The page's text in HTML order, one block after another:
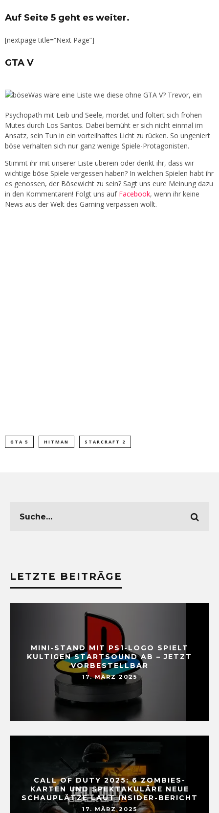
Auf Seite 5 geht es weiter.
[nextpage title=“Next Page“]
GTA V
Was wäre eine Liste wie diese ohne GTA V? Trevor, ein
Psychopath mit Leib und Seele, mordet und foltert sich frohen
Mutes durch Los Santos. Dabei bemüht er sich nicht einmal im
Ansatz, sein Tun in ein vorteilhaftes Licht zu rücken. So ungeniert
böse verhalten sich nur ganz wenige Spiele-Protagonisten.
Stimmt ihr mit unserer Liste überein oder denkt ihr, dass wir
wichtige böse Spiele vergessen haben? In welchen Spielen habt ihr
es genossen, der Bösewicht zu sein? Sagt uns eure Meinung dazu
in den Kommentaren! Folgt uns auf Facebook, wenn ihr keine
News aus der Welt des Gaming verpassen wollt.
GTA 5 HITMAN STARCRAFT 2
LETZTE BEITRÄGE
MINI-STAND MIT PS1-LOGO SPIELT
KULTIGEN STARTSOUND AB – JETZT
VORBESTELLBAR
17. MÄRZ 2025
CALL OF DUTY 2025: 6 ZOMBIES-
KARTEN UND SPEKTAKULÄRE NEUE
SCHAUPLÄTZE LAUT INSIDER-BERICHT
17. MÄRZ 2025